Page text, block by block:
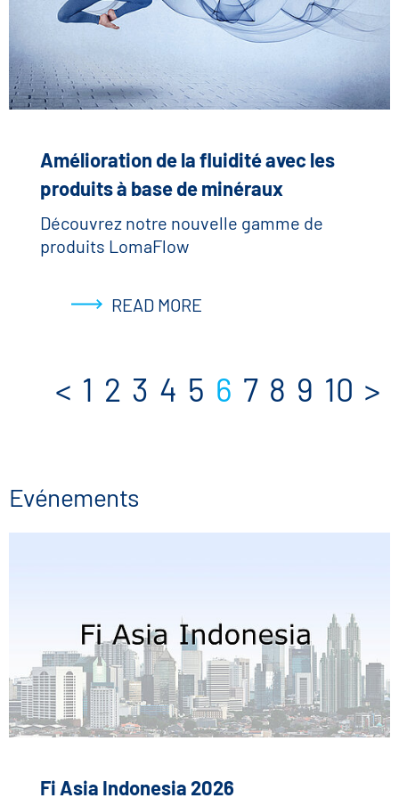
Amélioration de la fluidité avec les
produits à base de minéraux
Découvrez notre nouvelle gamme de
produits LomaFlow
READ MORE
< 1 2 3 4 5 6 7 8 9 10 >
Evénements
Fi Asia Indonesia 2026